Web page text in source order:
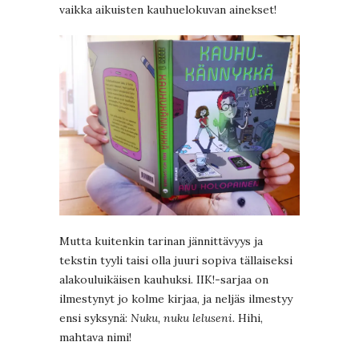
vaikka aikuisten kauhuelokuvan ainekset!
Mutta kuitenkin tarinan jännittävyys ja
tekstin tyyli taisi olla juuri sopiva tällaiseksi
alakouluikäisen kauhuksi. IIK!-sarjaa on
ilmestynyt jo kolme kirjaa, ja neljäs ilmestyy
ensi syksynä: Nuku, nuku leluseni. Hihi,
mahtava nimi!